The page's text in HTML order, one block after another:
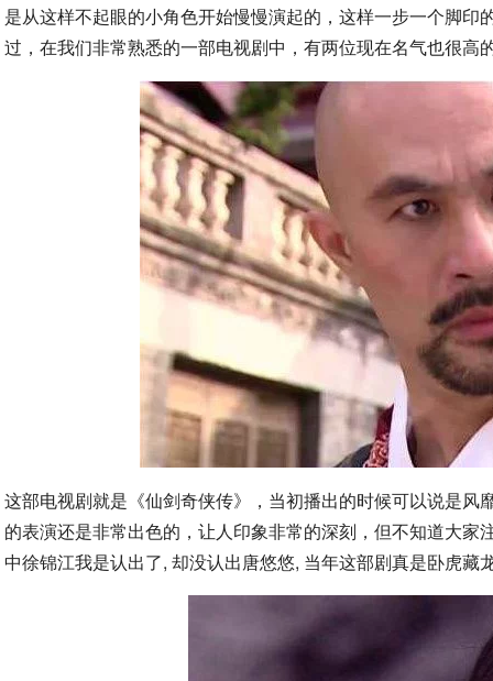
是从这样不起眼的小角色开始慢慢演起的，这样一步一个脚
过，在我们非常熟悉的一部电视剧中，有两位现在名气也很高
这部电视剧就是《仙剑奇侠传》，当初播出的时候可以说是
的表演还是非常出色的，让人印象非常的深刻，但不知道大
中徐锦江我是认出了, 却没认出唐悠悠, 当年这部剧真是卧虎藏